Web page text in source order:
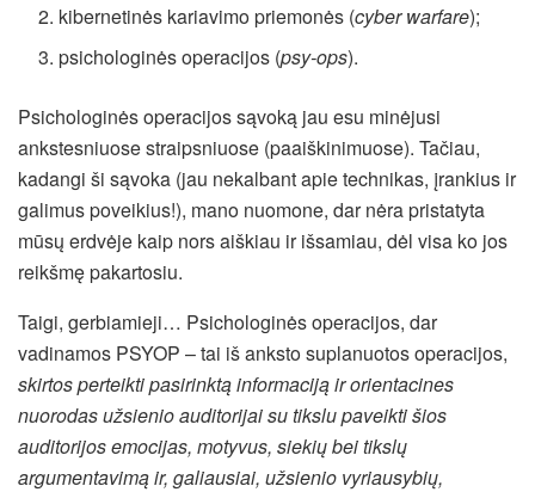
kibernetinės kariavimo priemonės (cyber warfare);
psichologinės operacijos (psy-ops).
Psichologinės operacijos sąvoką jau esu minėjusi
ankstesniuose straipsniuose (paaiškinimuose). Tačiau,
kadangi ši sąvoka (jau nekalbant apie technikas, įrankius ir
galimus poveikius!), mano nuomone, dar nėra pristatyta
mūsų erdvėje kaip nors aiškiau ir išsamiau, dėl visa ko jos
reikšmę pakartosiu.
Taigi, gerbiamieji… Psichologinės operacijos, dar
vadinamos PSYOP – tai iš anksto suplanuotos operacijos,
skirtos perteikti pasirinktą informaciją ir orientacines
nuorodas užsienio auditorijai su tikslu paveikti šios
auditorijos emocijas, motyvus, siekių bei tikslų
argumentavimą ir, galiausiai, užsienio vyriausybių,